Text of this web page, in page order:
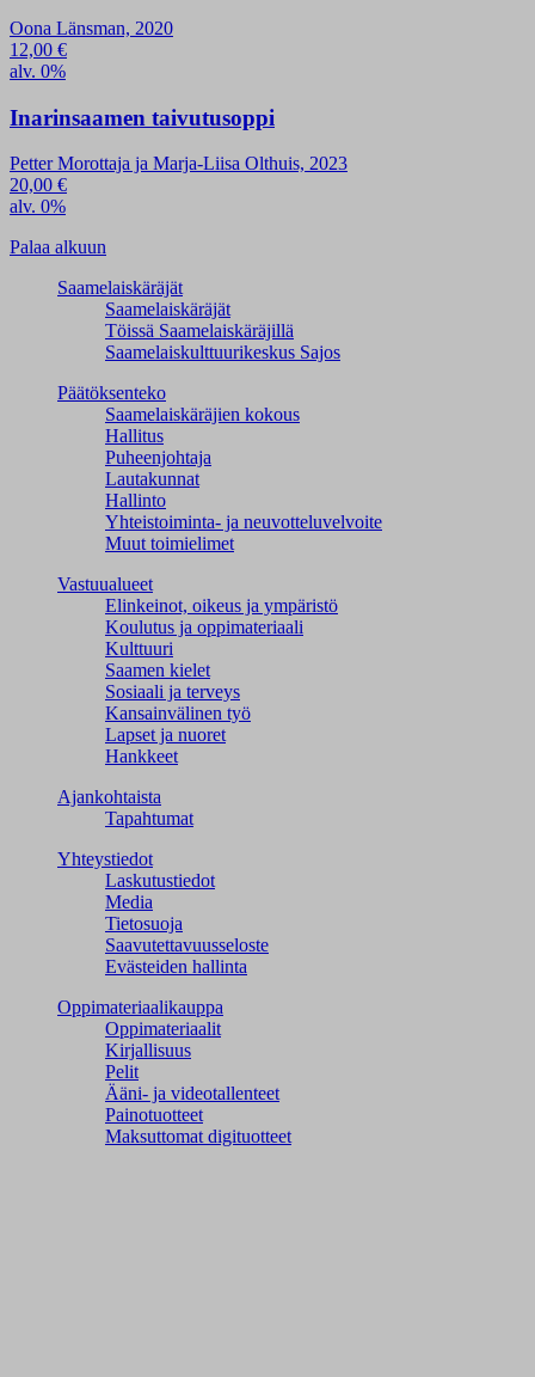
Oona Länsman, 2020
12,00 €
alv. 0%
Inarinsaamen taivutusoppi
Petter Morottaja ja Marja-Liisa Olthuis, 2023
20,00 €
alv. 0%
Palaa alkuun
Saamelaiskäräjät
Saamelaiskäräjät
Töissä Saamelaiskäräjillä
Saamelaiskulttuuri­keskus Sajos
Päätöksenteko
Saamelaiskäräjien kokous
Hallitus
Puheenjohtaja
Lautakunnat
Hallinto
Yhteistoiminta- ja neuvotteluvelvoite
Muut toimielimet
Vastuualueet
Elinkeinot, oikeus ja ympäristö
Koulutus ja oppimateriaali
Kulttuuri
Saamen kielet
Sosiaali ja terveys
Kansainvälinen työ
Lapset ja nuoret
Hankkeet
Ajankohtaista
Tapahtumat
Yhteystiedot
Laskutustiedot
Media
Tietosuoja
Saavutettavuusseloste
Evästeiden hallinta
Oppimateriaalikauppa
Oppimateriaalit
Kirjallisuus
Pelit
Ääni- ja videotallenteet
Painotuotteet
Maksuttomat digituotteet